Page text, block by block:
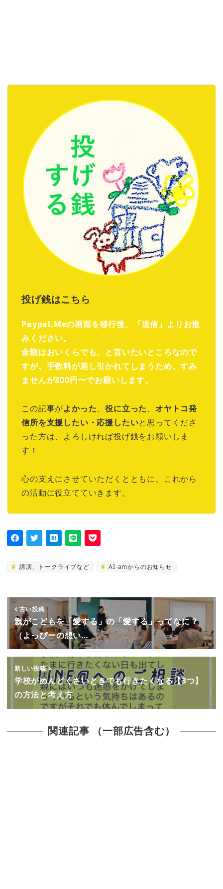
投げ銭はこちら
Paypal.Meの画面を移行後、「送信」よりお進
みください。
金額はおいくらでも、と言いたいところなので
すが、手数料が差し引かれてしまうため、すみ
ませんが300円〜でお願いします。
この記事がよかった、役に立った、 オヤトコ発
信所を支援したい・応援したいと思ってくださ
った方は、よろしければ投げ銭をお願いしま
す！
心の支えにさせていただくとともに、これから
の活動に役立てていきます。
講演、トークライブなど AI-amからのお知らせ
古い投稿
親がこどもを「愛する」の「愛する」ってなに？
（よっぴーの想い…
新しい投稿
学校がめんどくさいときでも行きたくなる【3つ】
の方法と考え方
関連記事 （一部広告含む）